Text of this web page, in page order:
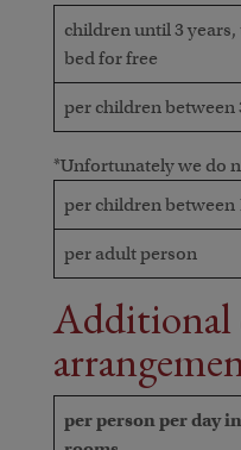
children until 3 years,
bed for free
per children between
*Unfortunately we do
per children between
per adult person
Additional
per person per day